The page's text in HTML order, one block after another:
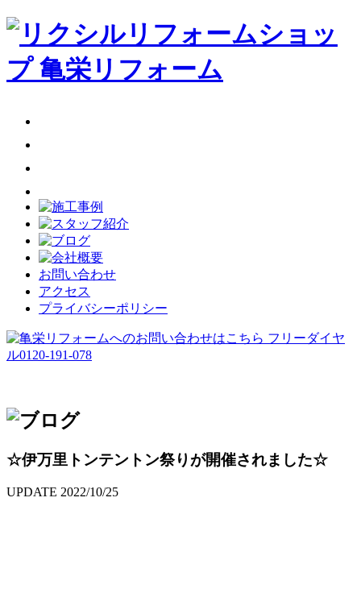
お問い合わせ
アクセス
プライバシーポリシー
☆伊万里トンテントン祭りが開催されました☆
UPDATE 2022/10/25